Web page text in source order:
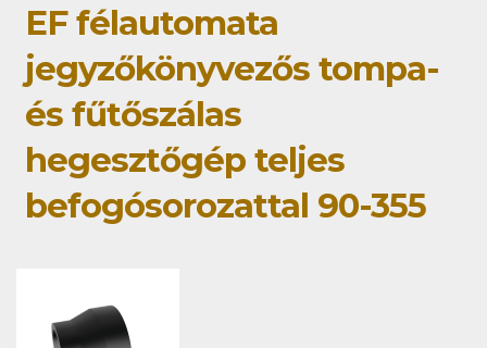
EF félautomata
jegyzőkönyvezős tompa-
és fűtőszálas
hegesztőgép teljes
befogósorozattal 90-355